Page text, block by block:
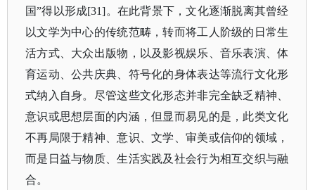
国”得以形成[31]。在此背景下，文化逐渐脱离其曾经
以文学为中心的传统范畴，转而将工人阶级的日常生
活方式、大众出版物，以及影视娱乐、音乐表演、体
育运动、公共庆典、符号化的身体表达等流行文化形
式纳入自身。尽管这些文化形态并非完全缺乏精神、
意识或思想层面的内涵，但显而易见的是，此类文化
不再局限于精神、意识、文学、审美或信仰的领域，
而是日益与物质、生活实践及社会行为相互交织与融
合。